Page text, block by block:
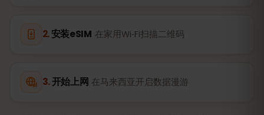
安装eSIM 在家用Wi‑Fi扫描二维码
开始上网 在马来西亚开启数据漫游